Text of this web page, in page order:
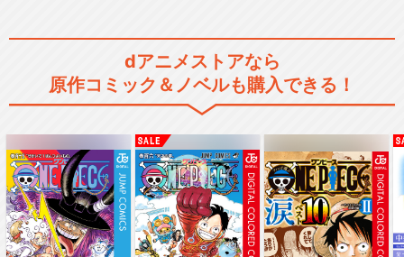
進撃の巨人 OAD イルゼの手
帳 ―ある調査兵…
進撃の巨人 OAD 突然の来訪
者 ―苛まれる青…
dアニメストアなら
原作コミック＆ノベルも購入できる！